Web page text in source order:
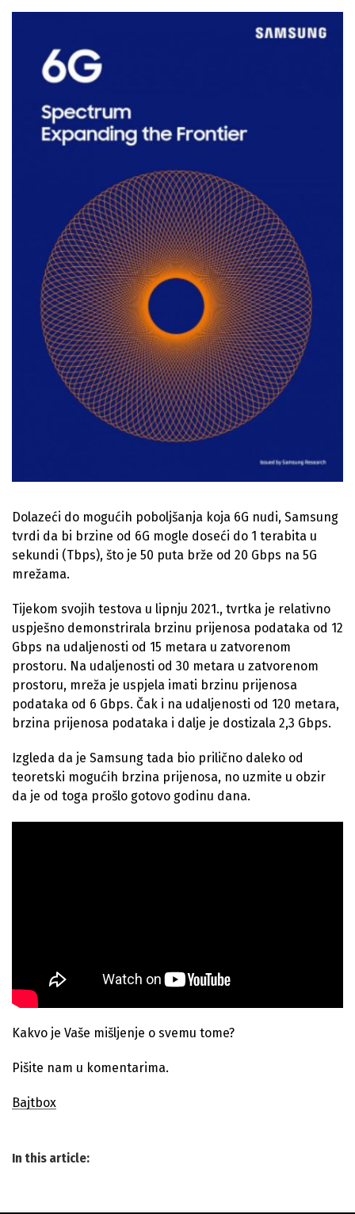
Dolazeći do mogućih poboljšanja koja 6G nudi, Samsung
tvrdi da bi brzine od 6G mogle doseći do 1 terabita u
sekundi (Tbps), što je 50 puta brže od 20 Gbps na 5G
mrežama.
Tijekom svojih testova u lipnju 2021., tvrtka je relativno
uspješno demonstrirala brzinu prijenosa podataka od 12
Gbps na udaljenosti od 15 metara u zatvorenom
prostoru. Na udaljenosti od 30 metara u zatvorenom
prostoru, mreža je uspjela imati brzinu prijenosa
podataka od 6 Gbps. Čak i na udaljenosti od 120 metara,
brzina prijenosa podataka i dalje je dostizala 2,3 Gbps.
Izgleda da je Samsung tada bio prilično daleko od
teoretski mogućih brzina prijenosa, no uzmite u obzir
da je od toga prošlo gotovo godinu dana.
Kakvo je Vaše mišljenje o svemu tome?
Pišite nam u komentarima.
Bajtbox
In this article: